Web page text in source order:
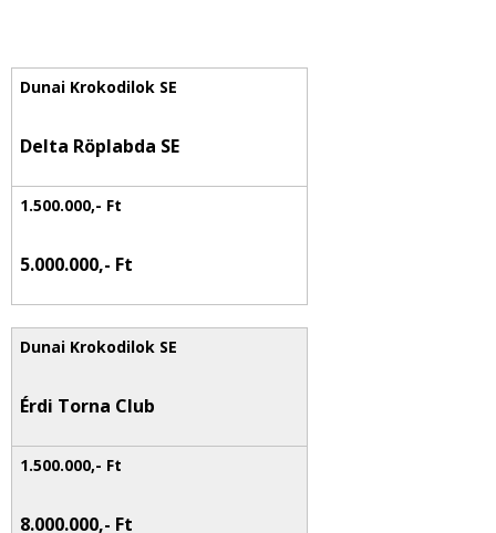
Delta Röplabda SE
5.000.000,- Ft
Érdi Torna Club
8.000.000,- Ft